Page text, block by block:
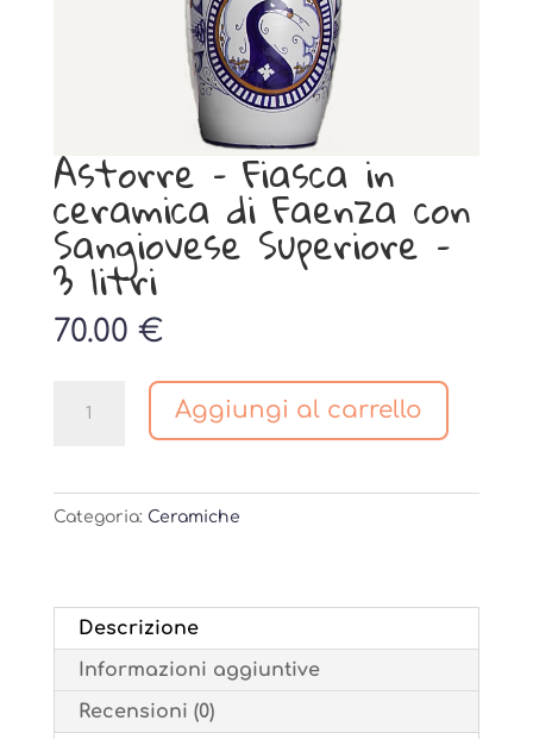
Astorre – Fiasca in
ceramica di Faenza con
Sangiovese Superiore –
3 litri
70.00 €
in
ceramica
con
Sangiovese
Aggiungi al carrello
Categoria: Ceramiche
Descrizione
Informazioni aggiuntive
Recensioni (0)